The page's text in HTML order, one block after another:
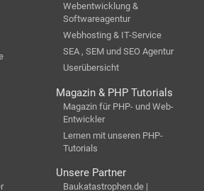
Webentwicklung &
Softwareagentur
Webhosting & IT-Service
SEA , SEM und SEO Agentur
Userübersicht
Magazin & PHP Tutorials
Magazin für PHP- und Web-
Entwickler
Lernen mit unseren PHP-
Tutorials
Unsere Partner
Baukatastrophen.de |